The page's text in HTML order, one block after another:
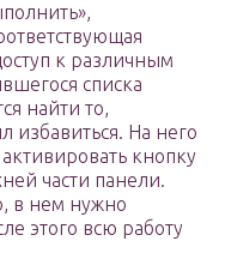
к различным
списка
найти то,
избавиться. На него
кнопку
части панели.
в нем нужно
этого всю работу